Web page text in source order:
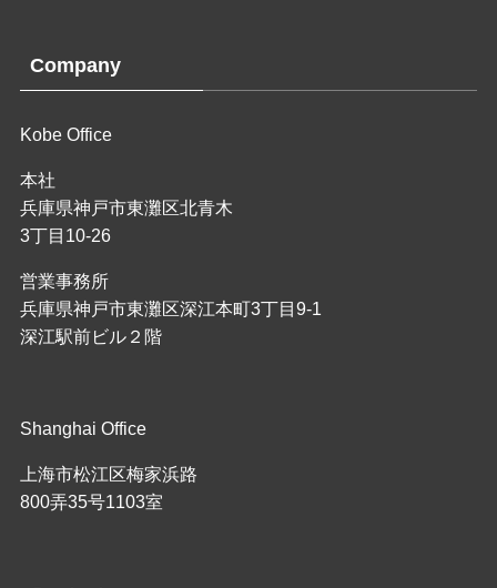
Company
Kobe Office
本社
兵庫県神戸市東灘区北青木
3丁目10-26
営業事務所
兵庫県神戸市東灘区深江本町3丁目9-1
深江駅前ビル２階
Shanghai Office
上海市松江区梅家浜路
800弄35号1103室